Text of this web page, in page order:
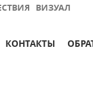
ВИЗУАЛ
КОНТАКТЫ